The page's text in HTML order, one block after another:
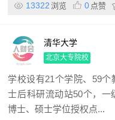
13322 浏览 0 点赞
清华大学
北京大专院校
学校设有21个学院、59
士后科研流动站50个，
博士、硕士学位授权点...